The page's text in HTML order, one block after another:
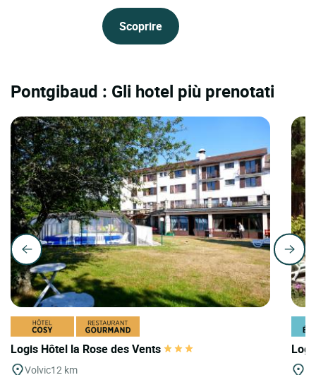
Scoprire
Pontgibaud : Gli hotel più prenotati
Logis Hôtel la Rose des Vents
Volvic12 km